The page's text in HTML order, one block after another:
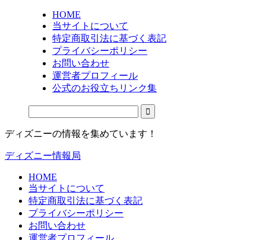
HOME
当サイトについて
特定商取引法に基づく表記
プライバシーポリシー
お問い合わせ
運営者プロフィール
公式のお役立ちリンク集
ディズニーの情報を集めています！
ディズニー情報局
HOME
当サイトについて
特定商取引法に基づく表記
プライバシーポリシー
お問い合わせ
運営者プロフィール